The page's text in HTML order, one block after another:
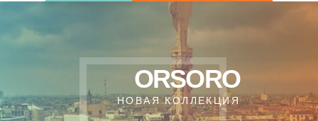
ORSORO
НОВАЯ КОЛЛЕКЦИЯ